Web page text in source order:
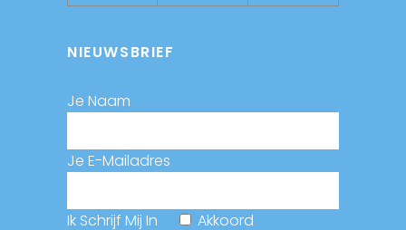
NIEUWSBRIEF
Je Naam
Je E-Mailadres
Ik Schrijf Mij In Akkoord